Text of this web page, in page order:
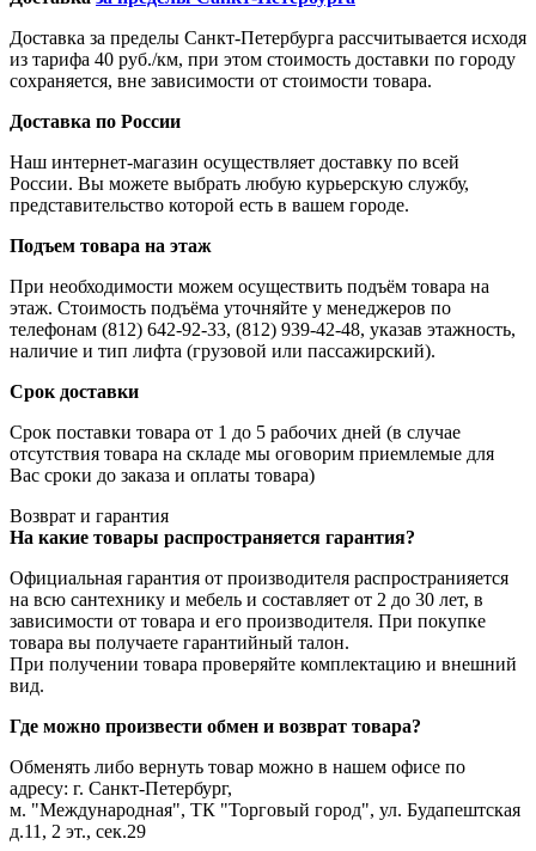
Доставка за пределы Санкт-Петербурга рассчитывается исходя
из тарифа 40 руб./км, при этом стоимость доставки по городу
сохраняется, вне зависимости от стоимости товара.
Доставка по России
Наш интернет-магазин осуществляет доставку по всей
России. Вы можете выбрать любую курьерскую службу,
представительство которой есть в вашем городе.
Подъем товара на этаж
При необходимости можем осуществить подъём товара на
этаж. Стоимость подъёма уточняйте у менеджеров по
телефонам (812) 642-92-33, (812) 939-42-48, указав этажность,
наличие и тип лифта (грузовой или пассажирский).
Срок доставки
Срок поставки товара от 1 до 5 рабочих дней (в случае
отсутствия товара на складе мы оговорим приемлемые для
Вас сроки до заказа и оплаты товара)
Возврат и гарантия
На какие товары распространяется гарантия?
Официальная гарантия от производителя распространияется
на всю сантехнику и мебель и составляет от 2 до 30 лет, в
зависимости от товара и его производителя. При покупке
товара вы получаете гарантийный талон.
При получении товара проверяйте комплектацию и внешний
вид.
Где можно произвести обмен и возврат товара?
Обменять либо вернуть товар можно в нашем офисе по
адресу: г. Санкт-Петербург,
м. "Международная", ТК "Торговый город", ул. Будапештская
д.11, 2 эт., сек.29